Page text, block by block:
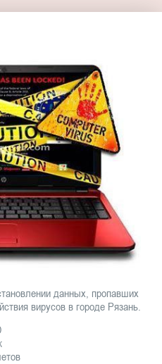
данных, пропавших
вирусов в городе Рязань.